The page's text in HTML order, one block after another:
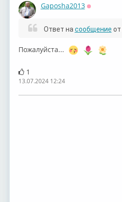
Gaposha2013
Ответ на сообщение от
Пожалуйста...
1
13.07.2024 12:24